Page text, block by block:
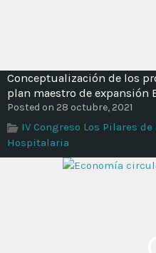
Conceptualización de los
plan maestro de expansión
Posted on 28 octubre, 2021
IV Congreso Los Pilares
Hospitalaria